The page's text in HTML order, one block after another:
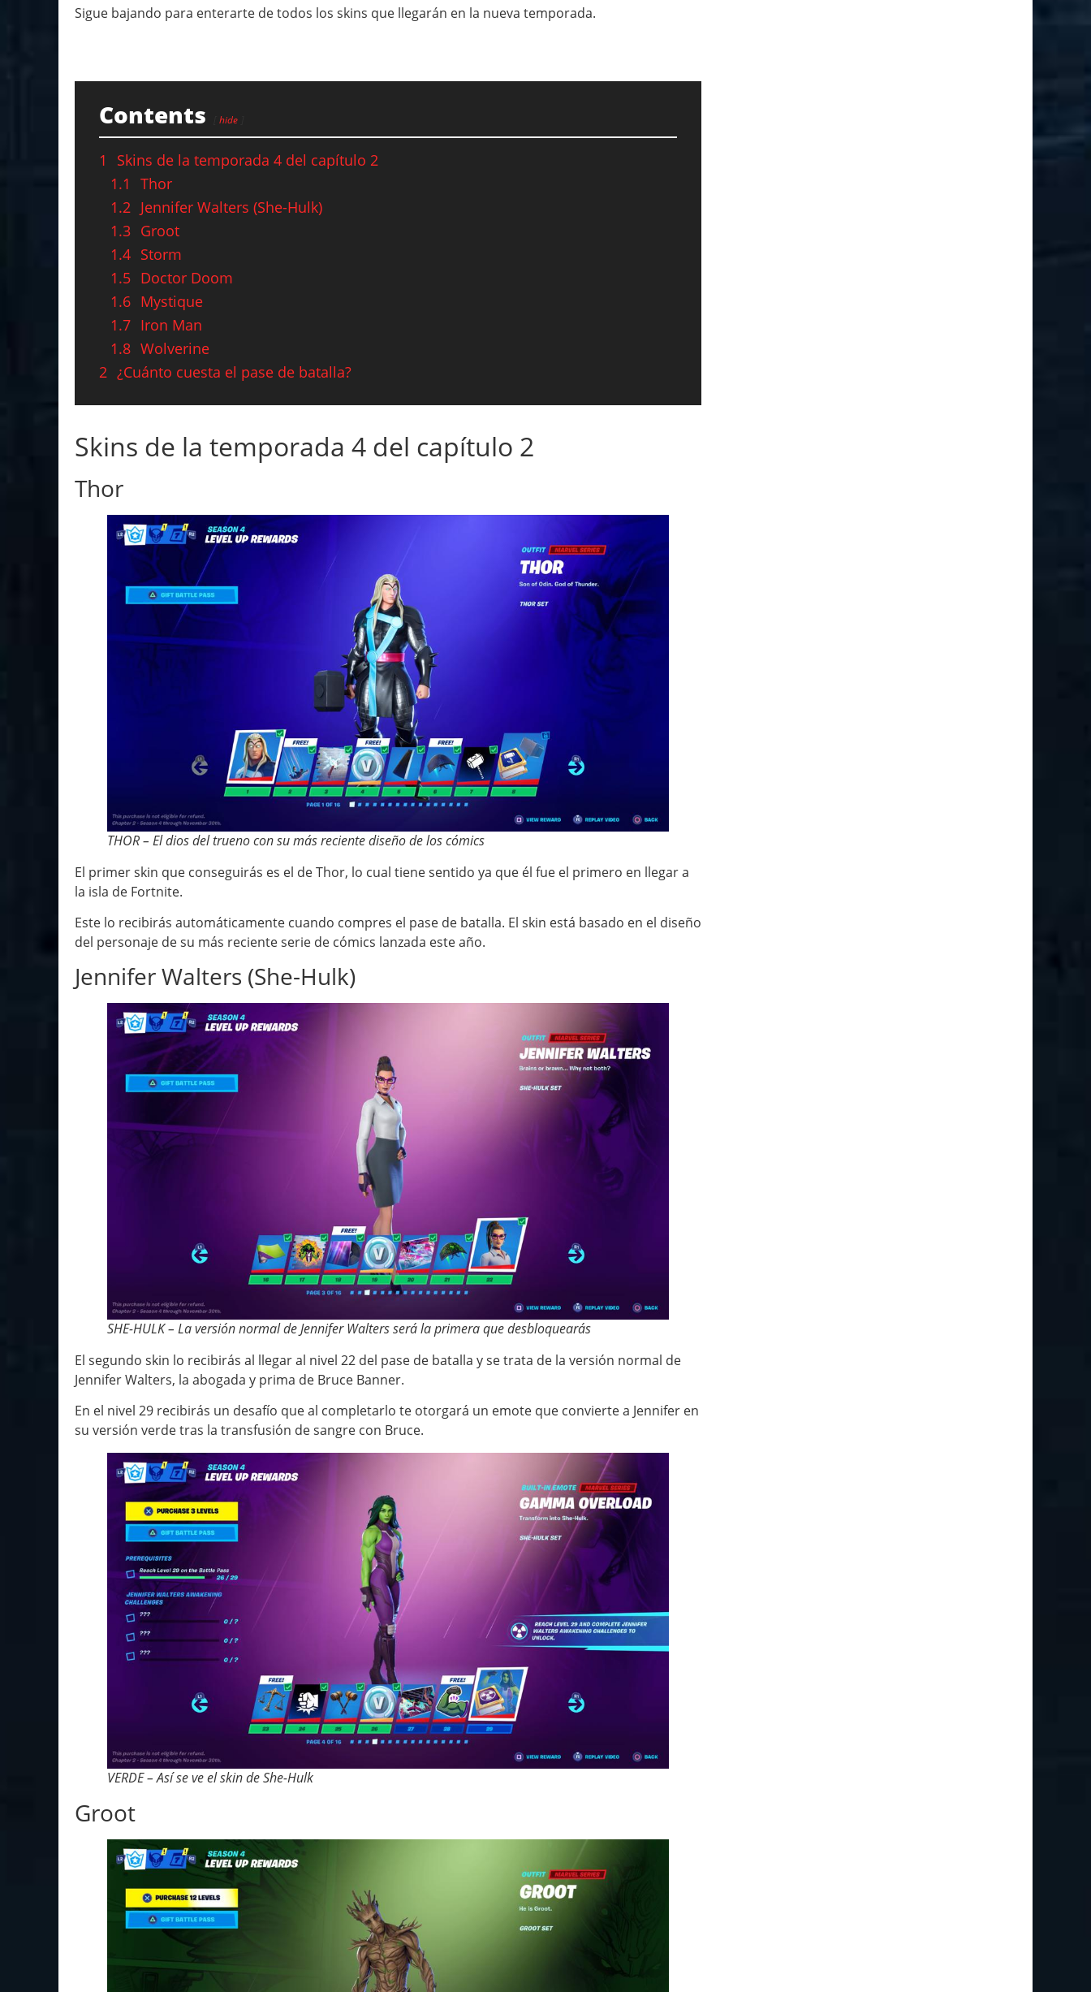
Sigue bajando para enterarte de todos los skins que llegarán en la nueva temporada.
Contents hide
1
Skins de la temporada 4 del capítulo 2
1.1
Thor
1.2 Jennifer Walters (She-Hulk)
1.3 Groot
1.4 Storm
1.5 Doctor Doom
1.6 Mystique
1.7 Iron Man
1.8 Wolverine
2 ¿Cuánto cuesta el pase de batalla?
Skins de la temporada 4 del capítulo 2
Thor
THOR – El dios del trueno con su más reciente diseño de los cómics
El primer skin que conseguirás es el de Thor, lo cual tiene sentido ya que él fue el primero en llegar a
la isla de Fortnite.
Este lo recibirás automáticamente cuando compres el pase de batalla. El skin está basado en el diseño
del personaje de su más reciente serie de cómics lanzada este año.
Jennifer Walters (She-Hulk)
SHE-HULK – La versión normal de Jennifer Walters será la primera que desbloquearás
El segundo skin lo recibirás al llegar al nivel 22 del pase de batalla y se trata de la versión normal de
Jennifer Walters, la abogada y prima de Bruce Banner.
En el nivel 29 recibirás un desafío que al completarlo te otorgará un emote que convierte a Jennifer en
su versión verde tras la transfusión de sangre con Bruce.
VERDE – Así se ve el skin de She-Hulk
Groot